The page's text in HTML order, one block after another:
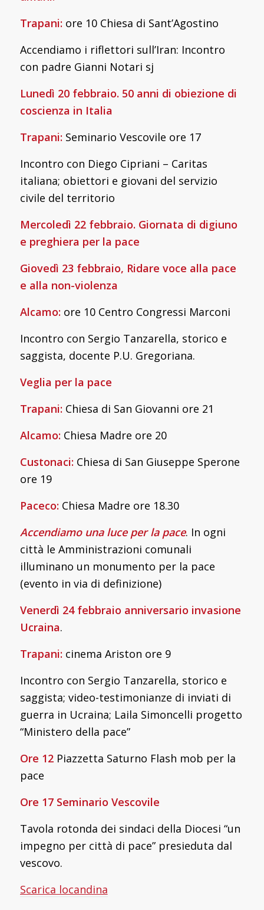
Trapani: ore 10 Chiesa di Sant’Agostino
Accendiamo i riflettori sull’Iran: Incontro
con padre Gianni Notari sj
Lunedì 20 febbraio. 50 anni di obiezione di
coscienza in Italia
Trapani: Seminario Vescovile ore 17
Incontro con Diego Cipriani – Caritas
italiana; obiettori e giovani del servizio
civile del territorio
Mercoledì 22 febbraio. Giornata di digiuno
e preghiera per la pace
Giovedì 23 febbraio, Ridare voce alla pace
e alla non-violenza
Alcamo: ore 10 Centro Congressi Marconi
Incontro con Sergio Tanzarella, storico e
saggista, docente P.U. Gregoriana.
Veglia per la pace
Trapani: Chiesa di San Giovanni ore 21
Alcamo: Chiesa Madre ore 20
Custonaci: Chiesa di San Giuseppe Sperone
ore 19
Paceco: Chiesa Madre ore 18.30
Accendiamo una luce per la pace. In ogni
città le Amministrazioni comunali
illuminano un monumento per la pace
(evento in via di definizione)
Venerdì 24 febbraio anniversario invasione
Ucraina.
Trapani: cinema Ariston ore 9
Incontro con Sergio Tanzarella, storico e
saggista; video-testimonianze di inviati di
guerra in Ucraina; Laila Simoncelli progetto
“Ministero della pace”
Ore 12 Piazzetta Saturno Flash mob per la
pace
Ore 17 Seminario Vescovile
Tavola rotonda dei sindaci della Diocesi “un
impegno per città di pace” presieduta dal
vescovo.
Scarica locandina